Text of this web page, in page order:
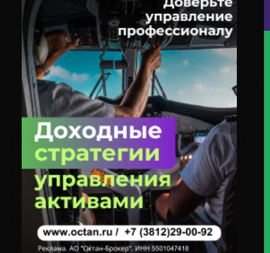
Главная Новости Депозитария
(INTR) О Корпоративном
Действии «Выплата Купонного Дохода» С Ценными Бумагами Эмитента
ООО «Биннофарм Групп» ИНН 9704005675 (облигация 4B02-06-00054-
L-001P / ISIN RU000A10BZT3)
(INTR) О корпоративном
действии «Выплата
купонного дохода» с
ценными бумагами
эмитента ООО